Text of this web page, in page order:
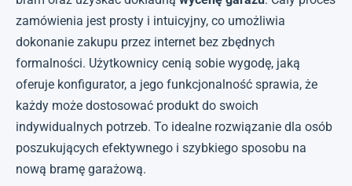
zamówienia jest prosty i intuicyjny, co umożliwia
dokonanie zakupu przez internet bez zbędnych
formalności. Użytkownicy cenią sobie wygodę, jaką
oferuje konfigurator, a jego funkcjonalność sprawia, że
każdy może dostosować produkt do swoich
indywidualnych potrzeb. To idealne rozwiązanie dla osób
poszukujących efektywnego i szybkiego sposobu na
nową bramę garażową.